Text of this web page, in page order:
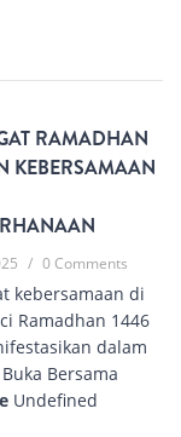
RAMADHAN
KEBERSAMAAN
/ 0 Comments
kebersamaan di
Ramadhan 1446
dalam
Bersama
Undefined